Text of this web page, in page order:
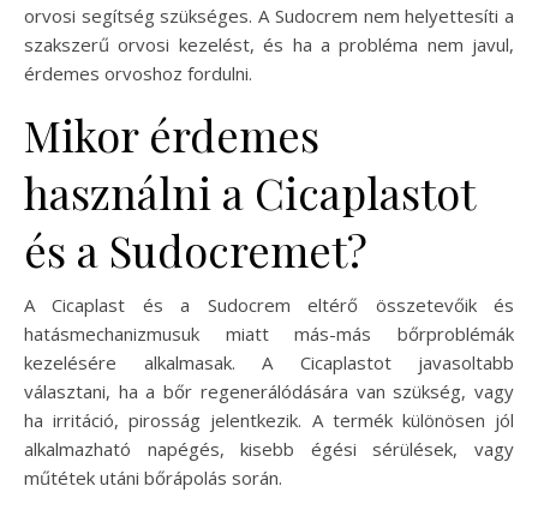
orvosi segítség szükséges. A Sudocrem nem helyettesíti a
szakszerű orvosi kezelést, és ha a probléma nem javul,
érdemes orvoshoz fordulni.
Mikor érdemes
használni a Cicaplastot
és a Sudocremet?
A Cicaplast és a Sudocrem eltérő összetevőik és
hatásmechanizmusuk miatt más-más bőrproblémák
kezelésére alkalmasak. A Cicaplastot javasoltabb
választani, ha a bőr regenerálódására van szükség, vagy
ha irritáció, pirosság jelentkezik. A termék különösen jól
alkalmazható napégés, kisebb égési sérülések, vagy
műtétek utáni bőrápolás során.